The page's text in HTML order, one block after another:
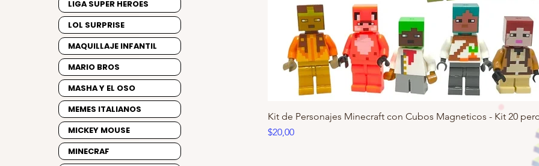
Kit de Personajes Minecraft con Cubos Magneticos - Kit 20
Precio
$20,00
LIGA SUPER HEROES
LOL SURPRISE
MAQUILLAJE INFANTIL
MARIO BROS
MASHA Y EL OSO
MEMES ITALIANOS
MICKEY MOUSE
MINECRAF